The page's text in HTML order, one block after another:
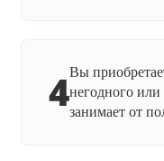
4Вы
негодного
занимает от